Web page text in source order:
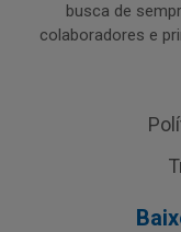
busca de
colaboradores e